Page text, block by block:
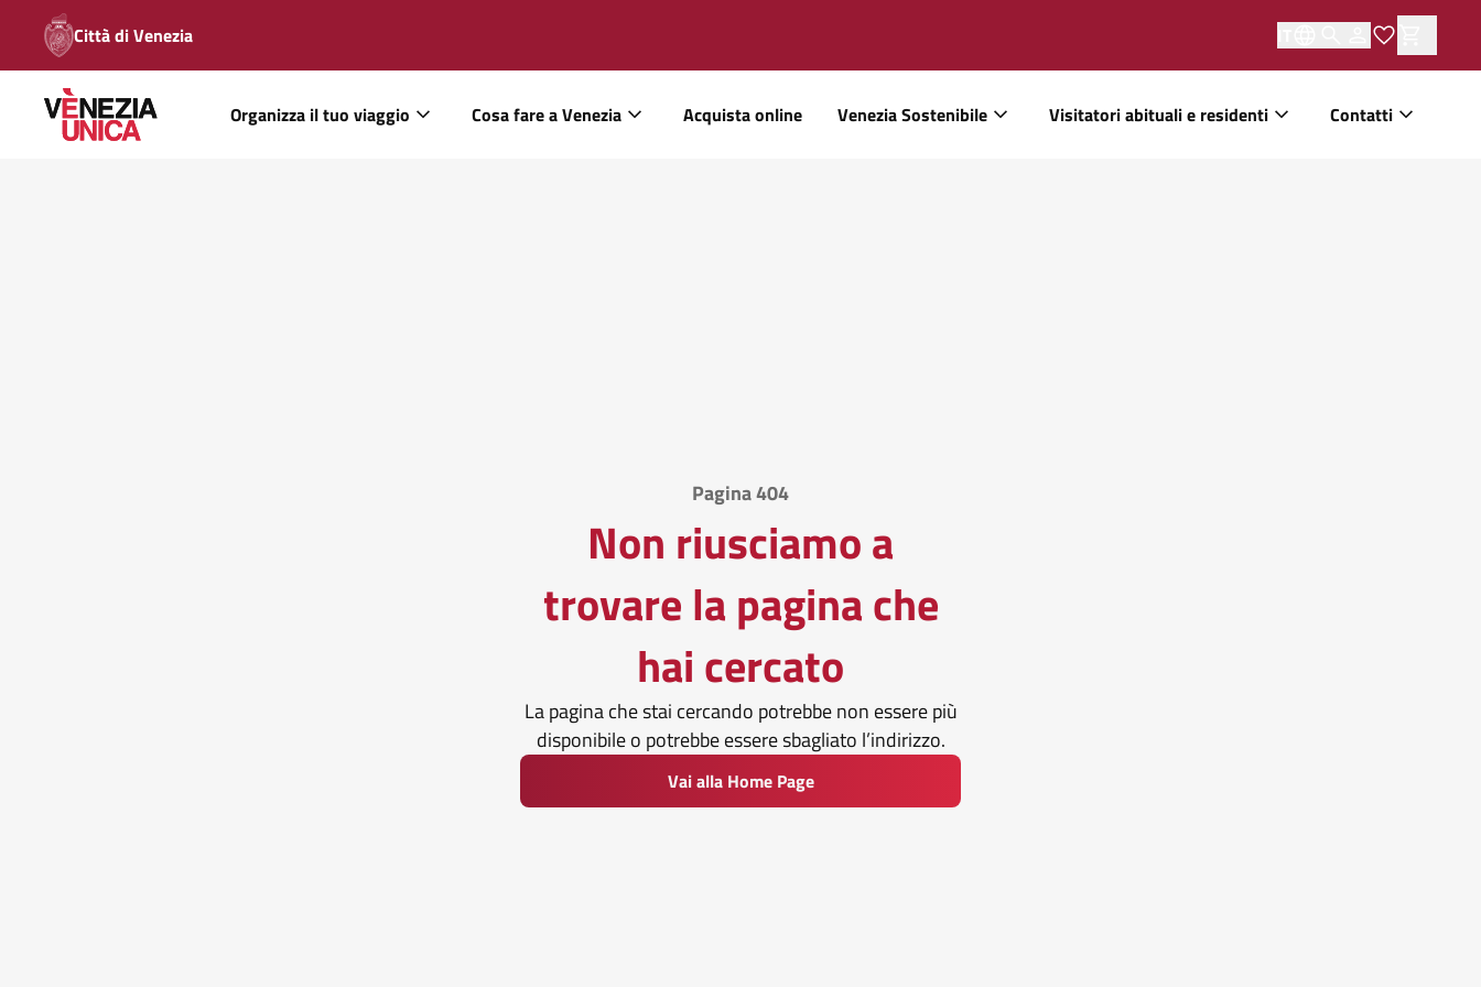
Città di Venezia
Organizza il tuo viaggio Cosa fare a Venezia Acquista online Venezia Sostenibile Visitatori abituali e residenti Contatti
Pagina 404
Non riusciamo a
trovare la pagina che
hai cercato
La pagina che stai cercando potrebbe non essere più
disponibile o potrebbe essere sbagliato l’indirizzo.
Vai alla Home Page